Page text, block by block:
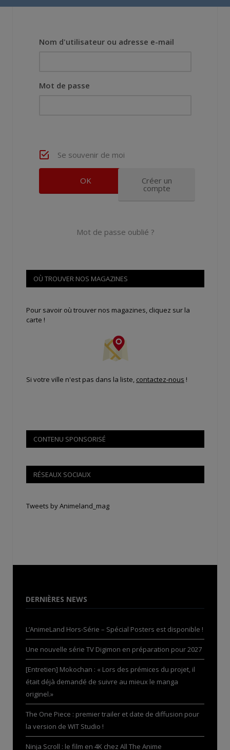
Nom d'utilisateur ou adresse e-mail
Mot de passe
Se souvenir de moi
Créer un
compte
Mot de passe oublié ?
OÙ TROUVER NOS MAGAZINES
Pour savoir où trouver nos magazines, cliquez sur la
carte !
Si votre ville n'est pas dans la liste, contactez-nous !
CONTENU SPONSORISÉ
RÉSEAUX SOCIAUX
Tweets by Animeland_mag
DERNIÈRES NEWS
L’AnimeLand Hors-Série – Spécial Posters est disponible !
Une nouvelle série TV Digimon en préparation pour 2027
[Entretien] Mokochan : « Lors des prémices du projet, il
était déjà demandé de suivre au mieux le manga
originel.»
The One Piece : premier trailer et date de diffusion pour
la version de WIT Studio !
Ninja Scroll : le film en 4K chez All The Anime